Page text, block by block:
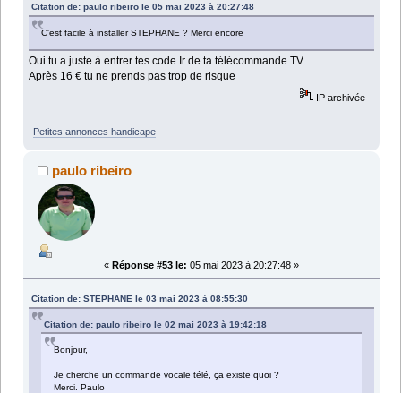
Citation de: paulo ribeiro le 05 mai 2023 à 20:27:48
C'est facile à installer STEPHANE ? Merci encore
Oui tu a juste à entrer tes code Ir de ta télécommande TV
Après 16 € tu ne prends pas trop de risque
IP archivée
Petites annonces handicape
paulo ribeiro
« Réponse #53 le: 05 mai 2023 à 20:27:48 »
Citation de: STEPHANE le 03 mai 2023 à 08:55:30
Citation de: paulo ribeiro le 02 mai 2023 à 19:42:18
Bonjour,
Je cherche un commande vocale télé, ça existe quoi ?
Merci. Paulo